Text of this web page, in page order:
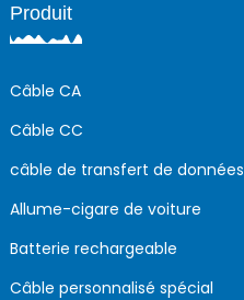
Produit
Câble CA
Câble CC
câble de transfert de données
Allume-cigare de voiture
Batterie rechargeable
Câble personnalisé spécial